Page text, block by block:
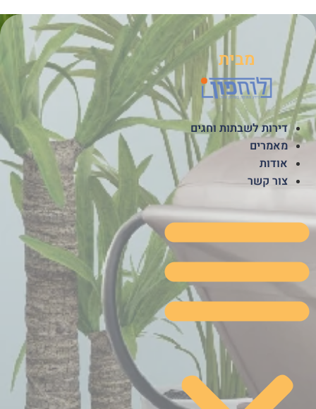
לתוכן
מבית
דירות לשבתות וחגים
מאמרים
אודות
צור קשר